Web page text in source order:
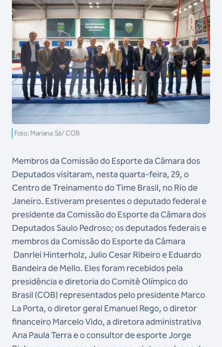
Foto: Mariana Sá/ COB
Membros da Comissão do Esporte da Câmara dos
Deputados visitaram, nesta quarta-feira, 29, o
Centro de Treinamento do Time Brasil, no Rio de
Janeiro. Estiveram presentes o deputado federal e
presidente da Comissão do Esporte da Câmara dos
Deputados Saulo Pedroso; os deputados federais e
membros da Comissão do Esporte da Câmara
Danrlei Hinterholz, Julio Cesar Ribeiro e Eduardo
Bandeira de Mello. Eles foram recebidos pela
presidência e diretoria do Comitê Olímpico do
Brasil (COB) representados pelo presidente Marco
La Porta, o diretor geral Emanuel Rego, o diretor
financeiro Marcelo Vido, a diretora administrativa
Ana Paula Terra e o consultor de esporte Jorge